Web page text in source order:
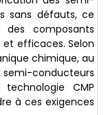
sans défauts, ce
composants
et efficaces. Selon
chimique, au
conducteurs
CMP
à ces exigences